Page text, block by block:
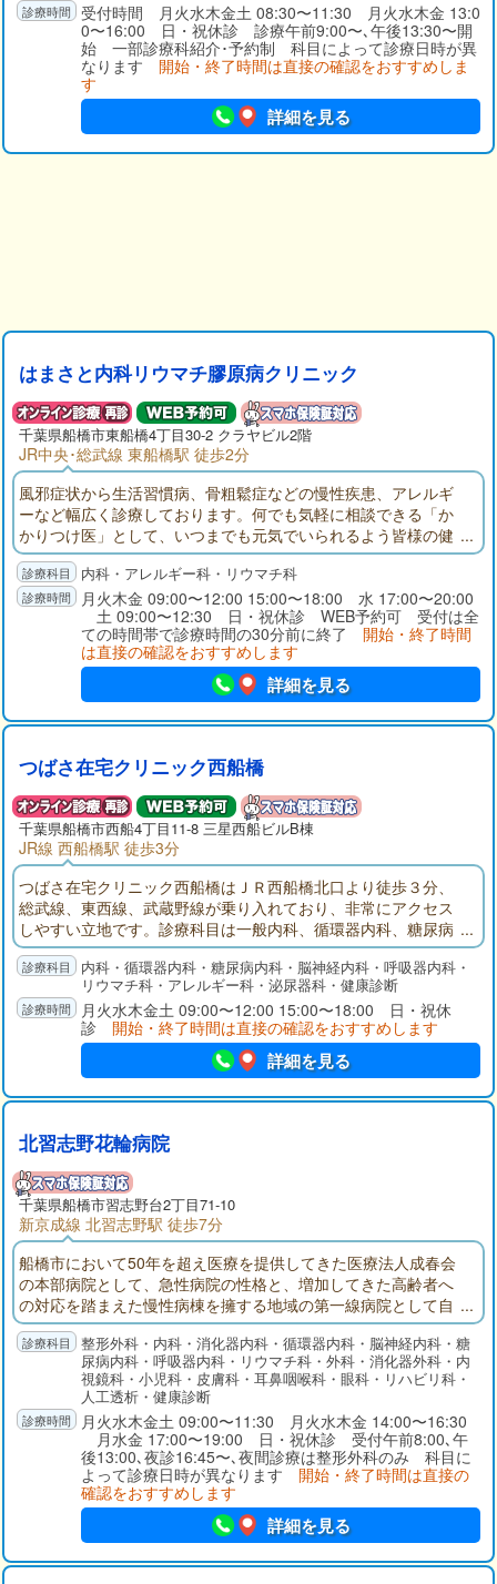
受付時間 月火水木金土 08:30〜11:30 月火水木金 13:0
0〜16:00 日・祝休診 診療午前9:00〜､午後13:30〜開
始 一部診療科紹介･予約制 科目によって診療日時が異
なります 開始・終了時間は直接の確認をおすすめしま
す
詳細を見る
はまさと内科リウマチ膠原病クリニック
千葉県船橋市東船橋4丁目30-2 クラヤビル2階
JR中央･総武線 東船橋駅 徒歩2分
風邪症状から生活習慣病、骨粗鬆症などの慢性疾患、アレルギ
ーなど幅広く診療しております。何でも気軽に相談できる「か
かりつけ医」として、いつまでも元気でいられるよう皆様の健
康をサポートいたします。当院では関節リウマチ診療に力を入
れております。患者さんにより良い医療を提供すべく、常に新
しい知識と技術を吸収し確かな治療を行います。既に診断され
ている方に限らず、心配な方も是非ご相談ください。
内科・アレルギー科・リウマチ科
月火木金 09:00〜12:00 15:00〜18:00 水 17:00〜20:00
土 09:00〜12:30 日・祝休診 WEB予約可 受付は全
ての時間帯で診療時間の30分前に終了 開始・終了時間
は直接の確認をおすすめします
詳細を見る
つばさ在宅クリニック西船橋
千葉県船橋市西船4丁目11-8 三星西船ビルB棟
JR線 西船橋駅 徒歩3分
つばさ在宅クリニック西船橋はＪＲ西船橋北口より徒歩３分、
総武線、東西線、武蔵野線が乗り入れており、非常にアクセス
しやすい立地です。診療科目は一般内科、循環器内科、糖尿病
内科、脳神経内科、リウマチ科、呼吸器内科、アレルギー科の
ほか、禁煙外来、睡眠時無呼吸症候群外来など幅広く診療を行
っております。土曜日18時まで外来診察が可能、ＷＥＢ予約も
受け付けており、待ち時間が短くなるよう工夫しております。
内科・循環器内科・糖尿病内科・脳神経内科・呼吸器内科・
リウマチ科・アレルギー科・泌尿器科・健康診断
月火水木金土 09:00〜12:00 15:00〜18:00 日・祝休
診 開始・終了時間は直接の確認をおすすめします
詳細を見る
北習志野花輪病院
千葉県船橋市習志野台2丁目71-10
新京成線 北習志野駅 徒歩7分
船橋市において50年を超え医療を提供してきた医療法人成春会
の本部病院として、急性病院の性格と、増加してきた高齢者へ
の対応を踏まえた慢性病棟を擁する地域の第一線病院として自
負しております。人工透析センターでは永年蓄積したデータと
経験、最新の透析機械により外来・入院治療を行っておりま
す。人工関節脊椎センターでは関節や腰等の痛みの治療を行っ
ております。特にひざ人工関節置換術は北海道や鹿児島、中
国・アメリカより手術を受けに来院頂いております。
整形外科・内科・消化器内科・循環器内科・脳神経内科・糖
尿病内科・呼吸器内科・リウマチ科・外科・消化器外科・内
視鏡科・小児科・皮膚科・耳鼻咽喉科・眼科・リハビリ科・
人工透析・健康診断
月火水木金土 09:00〜11:30 月火水木金 14:00〜16:30
月水金 17:00〜19:00 日・祝休診 受付午前8:00､午
後13:00､夜診16:45〜､夜間診療は整形外科のみ 科目に
よって診療日時が異なります 開始・終了時間は直接の
確認をおすすめします
詳細を見る